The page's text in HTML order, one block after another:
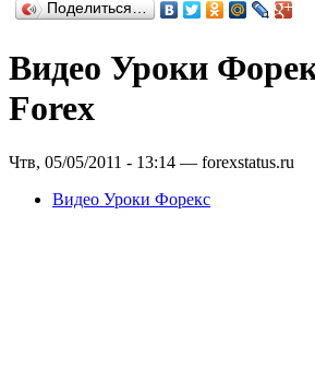
Поделиться…
Видео Уроки
Forex
Чтв, 05/05/2011 - 13:14 — forexstatus.ru
Видео Уроки Форекс